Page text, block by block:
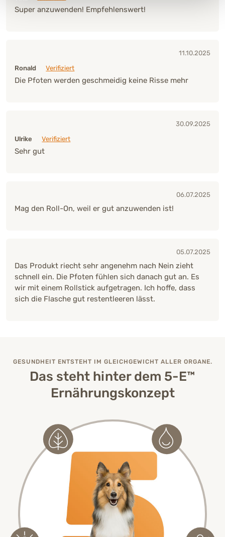
Super anzuwenden! Empfehlenswert!
11.10.2025
Ronald
Verifiziert
Die Pfoten werden geschmeidig keine Risse mehr
30.09.2025
Ulrike
Verifiziert
Sehr gut
06.07.2025
Mag den Roll-On, weil er gut anzuwenden ist!
05.07.2025
Das Produkt riecht sehr angenehm nach Nein zieht
schnell ein. Die Pfoten fühlen sich danach gut an. Es
wir mit einem Rollstick aufgetragen. Ich hoffe, dass
sich die Flasche gut restentleeren lässt.
GESUNDHEIT ENTSTEHT IM GLEICHGEWICHT ALLER ORGANE.
Das steht hinter dem 5-E™
Ernährungskonzept